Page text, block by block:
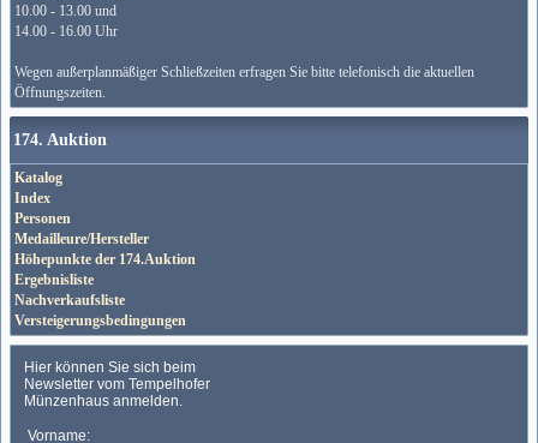
10.00 - 13.00 und
14.00 - 16.00 Uhr
Wegen außerplanmäßiger Schließzeiten erfragen Sie bitte telefonisch die aktuellen
Öffnungszeiten.
174. Auktion
Katalog
Index
Personen
Medailleure/Hersteller
Höhepunkte der 174.Auktion
Ergebnisliste
Nachverkaufsliste
Versteigerungsbedingungen